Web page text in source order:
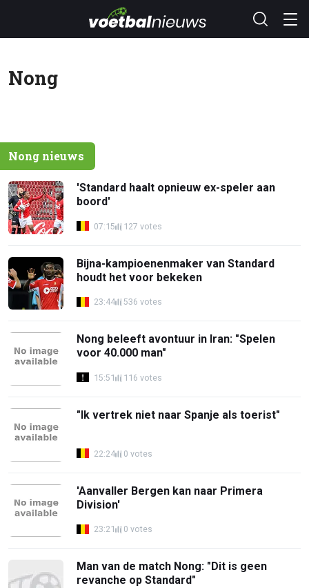
Nong
Nong nieuws
'Standard haalt opnieuw ex-speler aan
boord'
07:15 127 votes
Bijna-kampioenenmaker van Standard
houdt het voor bekeken
23:44 536 votes
Nong beleeft avontuur in Iran: "Spelen
voor 40.000 man"
15:51 116 votes
"Ik vertrek niet naar Spanje als toerist"
22:24 0 votes
'Aanvaller Bergen kan naar Primera
Division'
23:21 0 votes
Man van de match Nong: "Dit is geen
revanche op Standard"